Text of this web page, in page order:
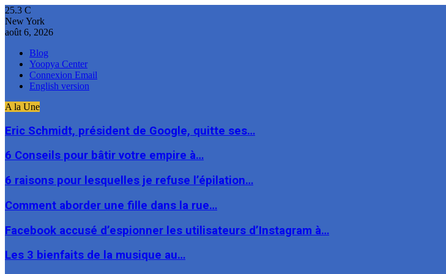
25.3 C
New York
août 6, 2026
Blog
Yoopya Center
Connexion Email
English version
A la Une
Eric Schmidt, président de Google, quitte ses…
6 Conseils pour bâtir votre empire à…
6 raisons pour lesquelles je refuse l’épilation…
Comment aborder une fille dans la rue…
Facebook accusé d’espionner les utilisateurs d’Instagram à…
Les 3 bienfaits de la musique au…